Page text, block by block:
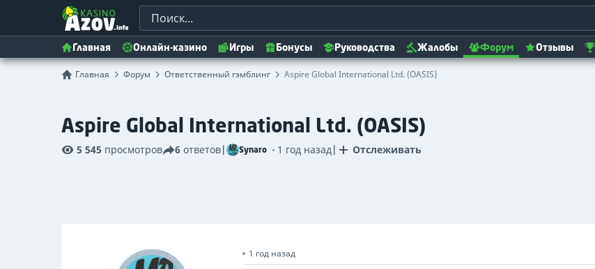
Главная Онлайн-казино Игры Бонусы Руководства Жалобы Форум Отзывы
Главная Форум Ответственный гэмблинг Aspire Global International Ltd. (OASIS)
Aspire Global International Ltd. (OASIS)
5 545 просмотров 6 ответов| Synaro 1 год назад| Отслеживать
1 год назад